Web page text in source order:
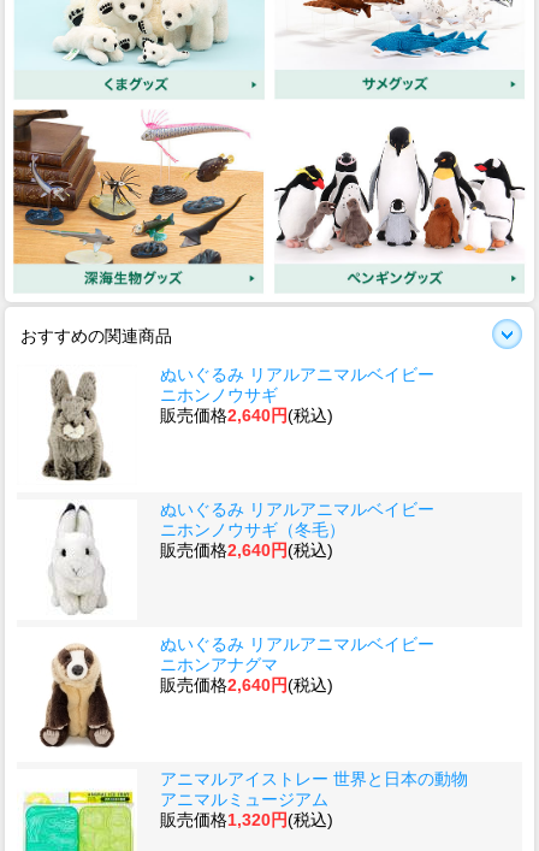
おすすめの関連商品
ぬいぐるみ リアルアニマルベイビー
ニホンノウサギ
販売価格2,640円(税込)
ぬいぐるみ リアルアニマルベイビー
ニホンノウサギ（冬毛）
販売価格2,640円(税込)
ぬいぐるみ リアルアニマルベイビー
ニホンアナグマ
販売価格2,640円(税込)
アニマルアイストレー 世界と日本の動物
アニマルミュージアム
販売価格1,320円(税込)